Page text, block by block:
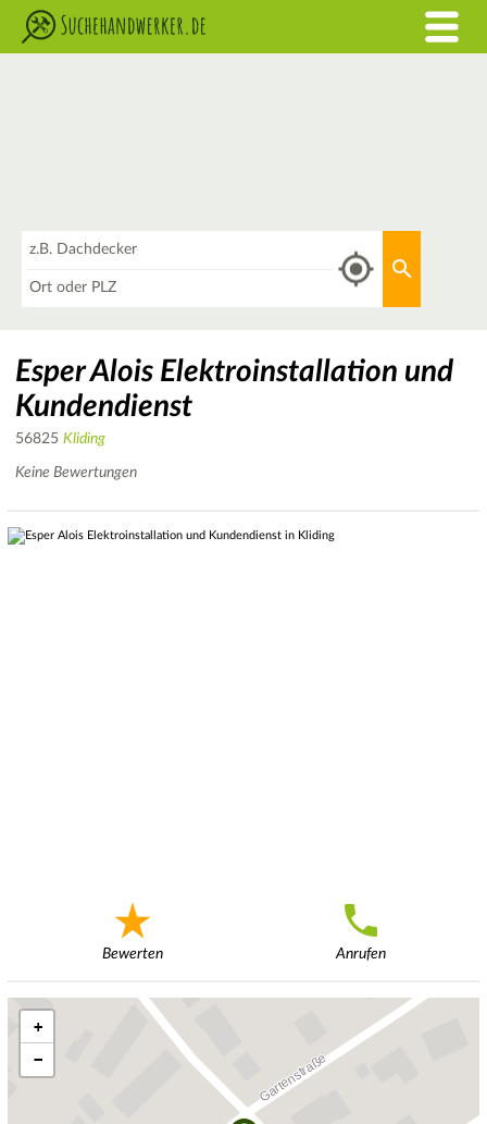
Esper Alois Elektroinstallation und
Kundendienst
56825 Kliding
Keine Bewertungen
Bewerten Anrufen
+
−